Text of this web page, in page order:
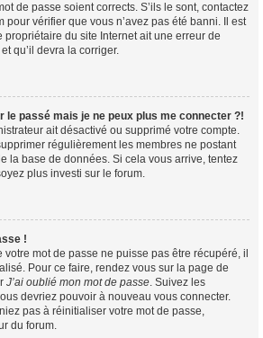
de passe soient corrects. S’ils le sont, contactez
pour vérifier que vous n’avez pas été banni. Il est
du site Internet ait une erreur de
qu’il devra la corriger.
le passé mais je ne peux plus me connecter ?!
ait désactivé ou supprimé votre compte.
régulièrement les membres ne postant
la base de données. Si cela vous arrive, tentez
plus investi sur le forum.
!
mot de passe ne puisse pas être récupéré, il
Pour ce faire, rendez vous sur la page de
J’ai oublié mon mot de passe. Suivez les
devriez pouvoir à nouveau vous connecter.
pas à réinitialiser votre mot de passe,
du forum.